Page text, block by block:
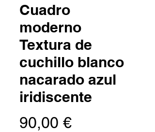
Cuadro
moderno
Textura de
cuchillo blanco
nacarado azul
iridiscente
90,00 €Precio